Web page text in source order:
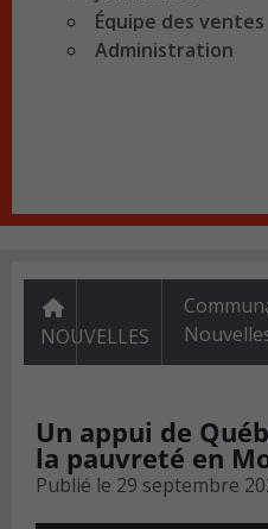
Équipe des ventes
Administration
NOUVELLES
Un appui de
la pauvreté en
Publié le 29 septembre